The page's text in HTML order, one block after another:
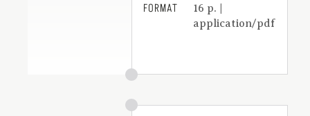
FORMAT
16 p. |
application/pdf